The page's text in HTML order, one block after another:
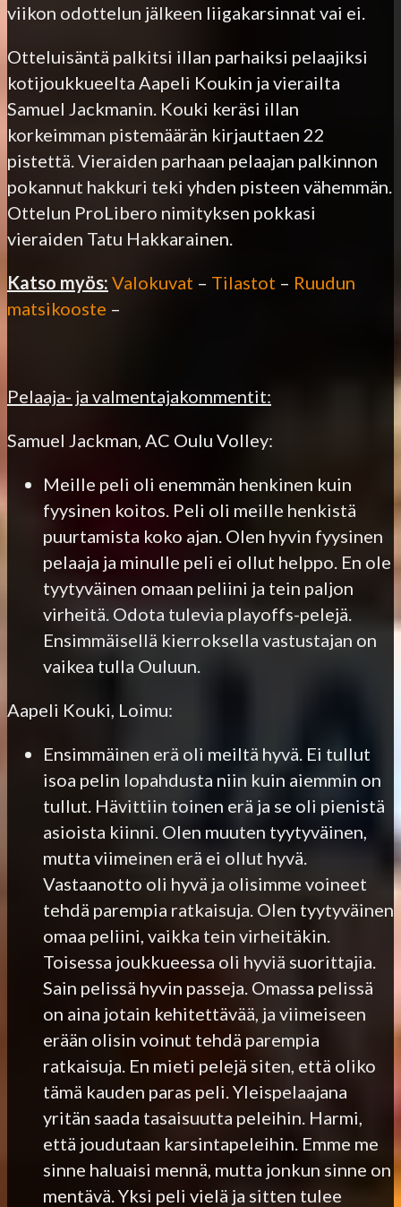
viikon odottelun jälkeen liigakarsinnat vai ei.
Otteluisäntä palkitsi illan parhaiksi pelaajiksi
kotijoukkueelta Aapeli Koukin ja vierailta
Samuel Jackmanin. Kouki keräsi illan
korkeimman pistemäärän kirjauttaen 22
pistettä. Vieraiden parhaan pelaajan palkinnon
pokannut hakkuri teki yhden pisteen vähemmän.
Ottelun ProLibero nimityksen pokkasi
vieraiden Tatu Hakkarainen.
Katso myös: Valokuvat – Tilastot – Ruudun
matsikooste –
Pelaaja- ja valmentajakommentit:
Samuel Jackman, AC Oulu Volley:
Meille peli oli enemmän henkinen kuin
fyysinen koitos. Peli oli meille henkistä
puurtamista koko ajan. Olen hyvin fyysinen
pelaaja ja minulle peli ei ollut helppo. En ole
tyytyväinen omaan peliini ja tein paljon
virheitä. Odota tulevia playoffs-pelejä.
Ensimmäisellä kierroksella vastustajan on
vaikea tulla Ouluun.
Aapeli Kouki, Loimu:
Ensimmäinen erä oli meiltä hyvä. Ei tullut
isoa pelin lopahdusta niin kuin aiemmin on
tullut. Hävittiin toinen erä ja se oli pienistä
asioista kiinni. Olen muuten tyytyväinen,
mutta viimeinen erä ei ollut hyvä.
Vastaanotto oli hyvä ja olisimme voineet
tehdä parempia ratkaisuja. Olen tyytyväinen
omaa peliini, vaikka tein virheitäkin.
Toisessa joukkueessa oli hyviä suorittajia.
Sain pelissä hyvin passeja. Omassa pelissä
on aina jotain kehitettävää, ja viimeiseen
erään olisin voinut tehdä parempia
ratkaisuja. En mieti pelejä siten, että oliko
tämä kauden paras peli. Yleispelaajana
yritän saada tasaisuutta peleihin. Harmi,
että joudutaan karsintapeleihin. Emme me
sinne haluaisi mennä, mutta jonkun sinne on
mentävä. Yksi peli vielä ja sitten tulee